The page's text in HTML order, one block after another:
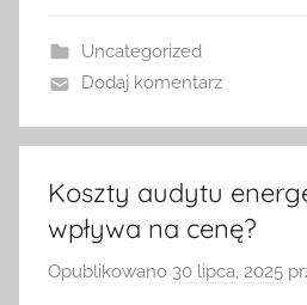
Uncategorized
Dodaj komentarz
Koszty audytu
wpływa na cenę?
Opublikowano 30 lipca, 2025